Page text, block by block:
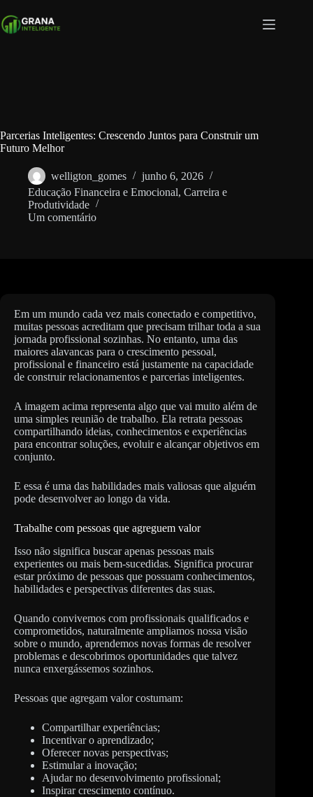
para
o
Parcerias Inteligentes: Crescendo Juntos para Construir um
Futuro Melhor
welligton_gomes
junho 6, 2026
Educação Financeira e Emocional, Carreira e
Produtividade
Um comentário
Em um mundo cada vez mais conectado e competitivo,
muitas pessoas acreditam que precisam trilhar toda a sua
jornada profissional sozinhas. No entanto, uma das
maiores alavancas para o crescimento pessoal,
profissional e financeiro está justamente na capacidade
de construir relacionamentos e parcerias inteligentes.
A imagem acima representa algo que vai muito além de
uma simples reunião de trabalho. Ela retrata pessoas
compartilhando ideias, conhecimentos e experiências
para encontrar soluções, evoluir e alcançar objetivos em
conjunto.
E essa é uma das habilidades mais valiosas que alguém
pode desenvolver ao longo da vida.
Trabalhe com pessoas que agreguem valor
Isso não significa buscar apenas pessoas mais
experientes ou mais bem-sucedidas. Significa procurar
estar próximo de pessoas que possuam conhecimentos,
habilidades e perspectivas diferentes das suas.
Quando convivemos com profissionais qualificados e
comprometidos, naturalmente ampliamos nossa visão
sobre o mundo, aprendemos novas formas de resolver
problemas e descobrimos oportunidades que talvez
nunca enxergássemos sozinhos.
Pessoas que agregam valor costumam:
Compartilhar experiências;
Incentivar o aprendizado;
Oferecer novas perspectivas;
Estimular a inovação;
Ajudar no desenvolvimento profissional;
Inspirar crescimento contínuo.